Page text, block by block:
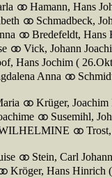
Hamann, Hans
Schmadbeck,
Bredefeldt,
Vick, Johann
Hans Jochim (
Anna
Krüger,
Susemihl,
WILHELMINE
Stein, Carl
Kröger, Hans Hinrich